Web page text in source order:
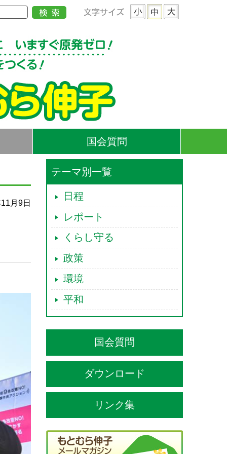
国会質問
月9日
テーマ別一覧
日程
レポート
くらし守る
政策
環境
平和
国会質問
ダウンロード
リンク集